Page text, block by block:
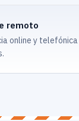
remoto
online y